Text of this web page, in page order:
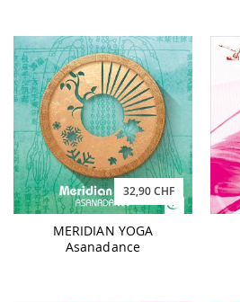
32,90 CHF
MERIDIAN YOGA
Asanadance